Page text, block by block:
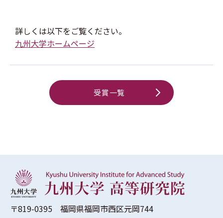
詳しくは以下をご覧ください。
九州大学ホームページ
受賞一覧
〒819-0395 福岡県福岡市西区元岡744